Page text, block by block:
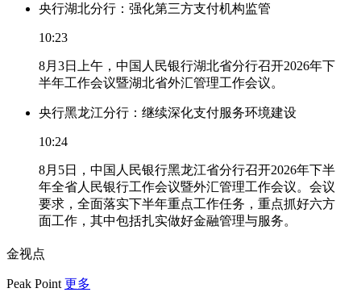
央行湖北分行：强化第三方支付机构监管
10:23
8月3日上午，中国人民银行湖北省分行召开2026年下
半年工作会议暨湖北省外汇管理工作会议。
央行黑龙江分行：继续深化支付服务环境建设
10:24
8月5日，中国人民银行黑龙江省分行召开2026年下半
年全省人民银行工作会议暨外汇管理工作会议。会议
要求，全面落实下半年重点工作任务，重点抓好六方
面工作，其中包括扎实做好金融管理与服务。
金视点
Peak Point 更多